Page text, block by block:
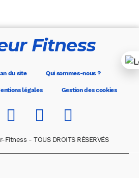
Fitness
du site Qui sommes-nous ?
légales Gestion des cookies
- TOUS DROITS RÉSERVÉS